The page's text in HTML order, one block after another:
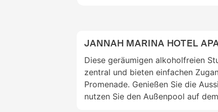
JANNAH MARINA HOTEL
Diese geräumigen alkoholfreien
zentral und bieten einfachen
Promenade. Genießen Sie die
nutzen Sie den Außenpool auf